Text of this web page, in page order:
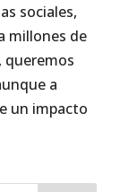
sociales,
millones de
queremos
a
un impacto